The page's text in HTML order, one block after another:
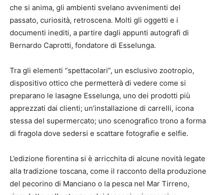
che si anima, gli ambienti svelano avvenimenti del
passato, curiosità, retroscena. Molti gli oggetti e i
documenti inediti, a partire dagli appunti autografi di
Bernardo Caprotti, fondatore di Esselunga.
Tra gli elementi “spettacolari”, un esclusivo zootropio,
dispositivo ottico che permetterà di vedere come si
preparano le lasagne Esselunga, uno dei prodotti più
apprezzati dai clienti; un’installazione di carrelli, icona
stessa del supermercato; uno scenografico trono a forma
di fragola dove sedersi e scattare fotografie e selfie.
L’edizione fiorentina si è arricchita di alcune novità legate
alla tradizione toscana, come il racconto della produzione
del pecorino di Manciano o la pesca nel Mar Tirreno,